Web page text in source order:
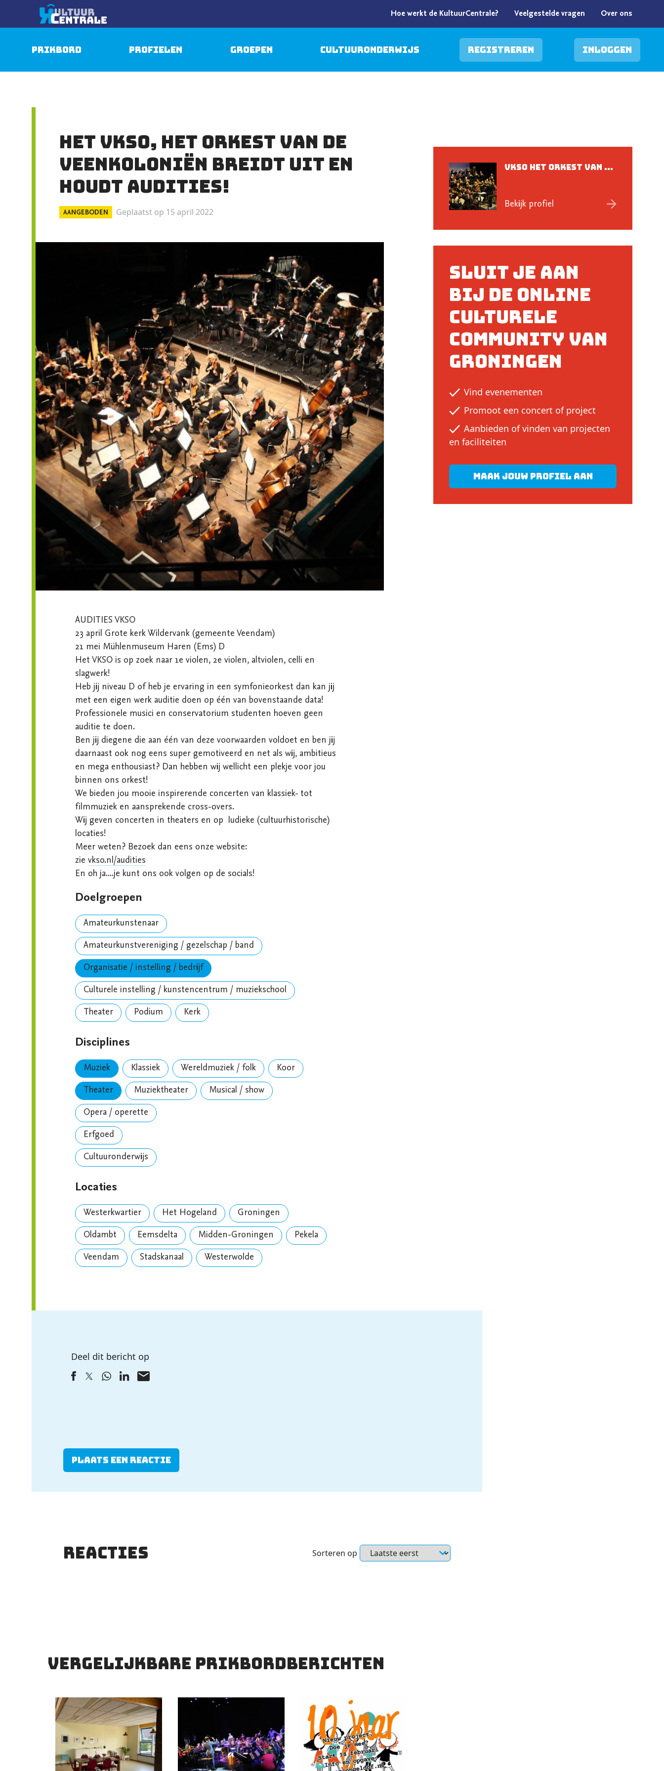
Hoe werkt de KultuurCentrale? Veelgestelde vragen Over ons
Prikbord Profielen Groepen Cultuuronderwijs Registreren Inloggen
Het VKSO, het orkest van de
Veenkoloniën breidt uit en
houdt audities!
AANGEBODEN Geplaatst op 15 april 2022
AUDITIES VKSO
23 april Grote kerk Wildervank (gemeente Veendam)
21 mei Mühlenmuseum Haren (Ems) D
Het VKSO is op zoek naar 1e violen, 2e violen, altviolen, celli en
slagwerk!
Heb jij niveau D of heb je ervaring in een symfonieorkest dan kan jij
met een eigen werk auditie doen op één van bovenstaande data!
Professionele musici en conservatorium studenten hoeven geen
auditie te doen.
Ben jij diegene die aan één van deze voorwaarden voldoet en ben jij
daarnaast ook nog eens super gemotiveerd en net als wij, ambitieus
en mega enthousiast? Dan hebben wij wellicht een plekje voor jou
binnen ons orkest!
We bieden jou mooie inspirerende concerten van klassiek- tot
filmmuziek en aansprekende cross-overs.
Wij geven concerten in theaters en op  ludieke (cultuurhistorische)
locaties!
Meer weten? Bezoek dan eens onze website:
zie vkso.nl/audities
En oh ja....je kunt ons ook volgen op de socials!
Doelgroepen
Amateurkunstenaar
Amateurkunstvereniging / gezelschap / band
Organisatie / instelling / bedrijf
Culturele instelling / kunstencentrum / muziekschool
Theater Podium Kerk
Disciplines
Muziek Klassiek Wereldmuziek / folk Koor
Theater Muziektheater Musical / show
Opera / operette
Erfgoed
Cultuuronderwijs
Locaties
Westerkwartier Het Hogeland Groningen
Oldambt Eemsdelta Midden-Groningen Pekela
Veendam Stadskanaal Westerwolde
VKSO het orkest van ...
Bekijk profiel
Sluit je aan
bij de online
culturele
community van
Groningen
Vind evenementen
Promoot een concert of project
Aanbieden of vinden van projecten
en faciliteiten
Maak jouw profiel aan
Deel dit bericht op
Plaats een reactie
Reacties Sorteren op
Vergelijkbare prikbordberichten